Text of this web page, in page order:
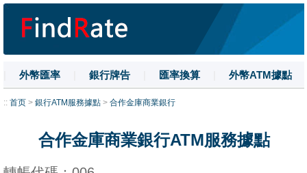
外幣匯率 銀行牌告 匯率換算 外幣ATM據點
| 名詞解釋 | 換匯技巧 | 數字大寫
:: 首页 > 銀行ATM服務據點 > 合作金庫商業銀行
合作金庫商業銀行ATM服務據點